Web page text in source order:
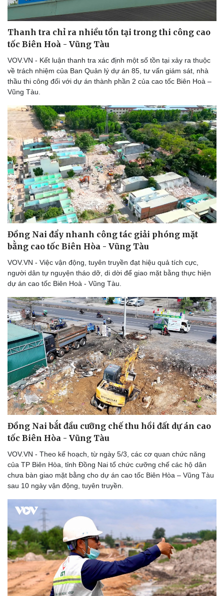
Thanh tra chỉ ra nhiều tồn tại trong thi công cao
tốc Biên Hoà - Vũng Tàu
VOV.VN - Kết luận thanh tra xác định một số tồn tại xảy ra thuộc
về trách nhiệm của Ban Quản lý dự án 85, tư vấn giám sát, nhà
thầu thi công đối với dự án thành phần 2 của cao tốc Biên Hoà –
Vũng Tàu.
Đồng Nai đẩy nhanh công tác giải phóng mặt
bằng cao tốc Biên Hòa - Vũng Tàu
VOV.VN - Việc vận động, tuyên truyền đạt hiệu quả tích cực,
người dân tự nguyện tháo dỡ, di dời để giao mặt bằng thực hiện
dự án cao tốc Biên Hoà - Vũng Tàu.
Đồng Nai bắt đầu cưỡng chế thu hồi đất dự án cao
tốc Biên Hòa - Vũng Tàu
VOV.VN - Theo kế hoạch, từ ngày 5/3, các cơ quan chức năng
của TP Biên Hòa, tỉnh Đồng Nai tổ chức cưỡng chế các hộ dân
chưa bàn giao mặt bằng cho dự án cao tốc Biên Hòa – Vũng Tàu
sau 10 ngày vận động, tuyên truyền.